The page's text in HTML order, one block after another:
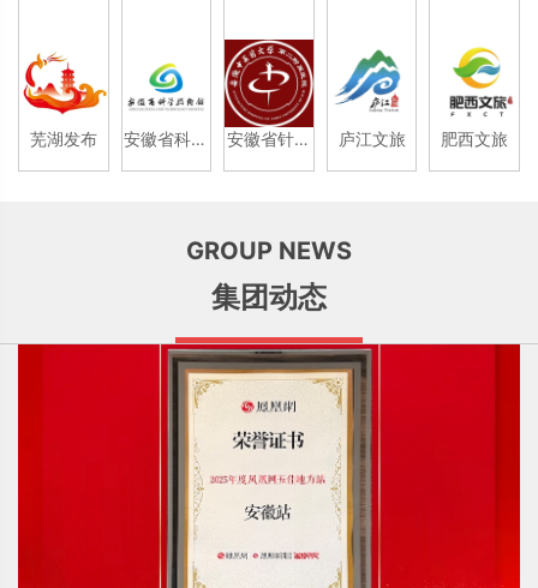
芜湖发布
安徽省科技
安徽省针灸
庐江文旅 肥西文旅
GROUP NEWS
集团动态